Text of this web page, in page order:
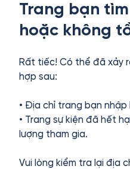
Trang bạn
hoặc không
Rất tiếc! Có thể đã xảy
hợp sau:
• Địa chỉ trang bạn nhập
• Trang sự kiện đã hết
lượng tham gia.
Vui lòng kiểm tra lại địa